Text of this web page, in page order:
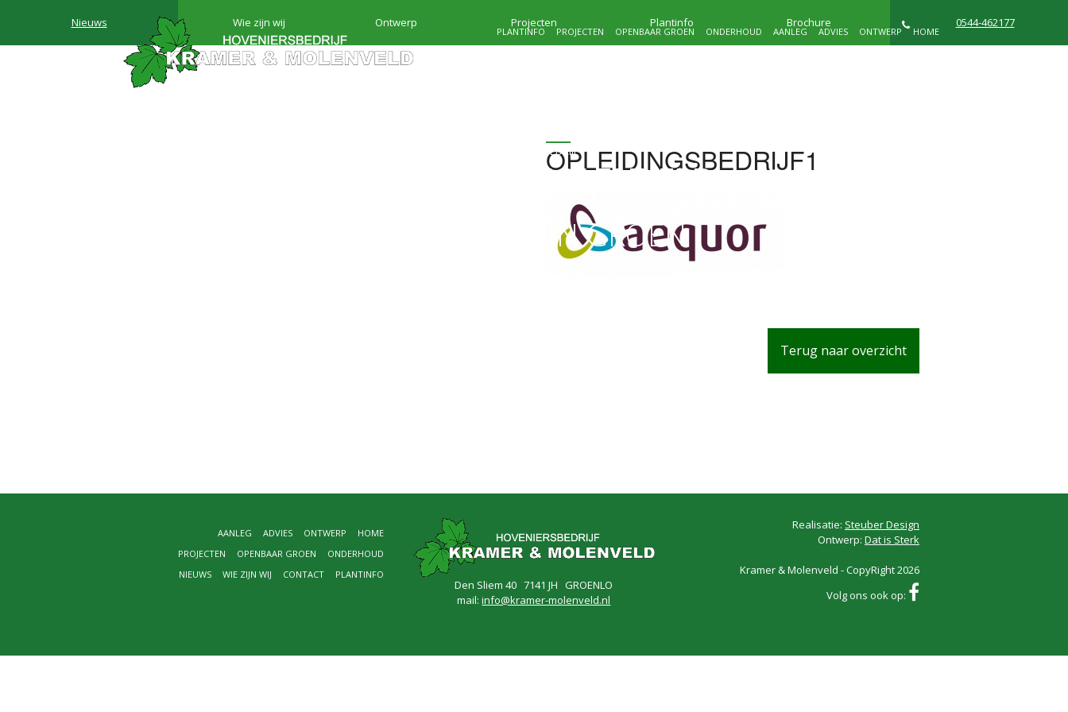
HOVENIERSBEDRIJF
KRAMER & MOLENVELD
MAATWERK IN GROEN
HOME
ONTWERP
ADVIES
AANLEG
ONDERHOUD
OPENBAAR GROEN
PROJECTEN
PLANTINFO
Nieuws Wie zijn wij Ontwerp Projecten Plantinfo Brochure 0544-462177
OPLEIDINGSBEDRIJF1
Terug naar overzicht
HOME
ONTWERP
ADVIES
AANLEG
ONDERHOUD
OPENBAAR GROEN
PROJECTEN
PLANTINFO
CONTACT
WIE ZIJN WIJ
NIEUWS
Den Sliem 40 7141 JH GROENLO
mail:info@kramer-molenveld.nl
Realisatie: Steuber Design
Ontwerp: Dat is Sterk
Kramer & Molenveld - CopyRight 2026
Volg ons ook op: